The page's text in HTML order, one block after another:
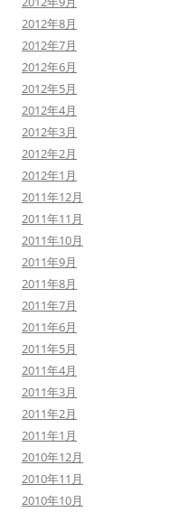
2012年8月
2012年7月
2012年6月
2012年5月
2012年4月
2012年3月
2012年2月
2012年1月
2011年12月
2011年11月
2011年10月
2011年9月
2011年8月
2011年7月
2011年6月
2011年5月
2011年4月
2011年3月
2011年2月
2011年1月
2010年12月
2010年11月
2010年10月